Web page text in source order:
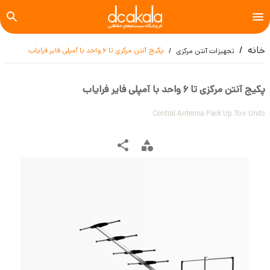
خانه تجهیزات آنتن مرکزی پکیج آنتن مرکزی تا 6 واحد با آمپلی فایر فرایاب
پکیج آنتن مرکزی تا 6 واحد با آمپلی فایر فرایاب
Central Antenna Pack Up To 6 Units